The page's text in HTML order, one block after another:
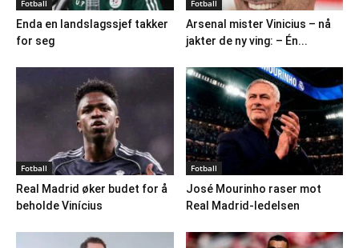
Fotball
Enda en landslagssjef takker
for seg
Fotball
Arsenal mister Vinicius – nå
jakter de ny ving: – Én...
Fotball
Real Madrid øker budet for å
beholde Vinícius
Fotball
José Mourinho raser mot
Real Madrid-ledelsen